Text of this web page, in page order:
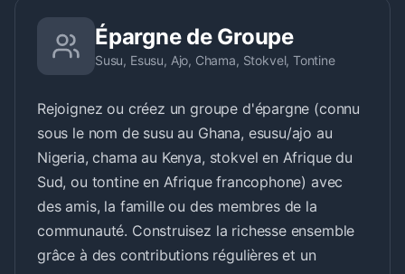
Épargne de Groupe
Susu, Esusu, Ajo, Chama, Stokvel, Tontine
Rejoignez ou créez un groupe d'épargne (connu
sous le nom de susu au Ghana, esusu/ajo au
Nigeria, chama au Kenya, stokvel en Afrique du
Sud, ou tontine en Afrique francophone) avec
des amis, la famille ou des membres de la
communauté. Construisez la richesse ensemble
grâce à des contributions régulières et un